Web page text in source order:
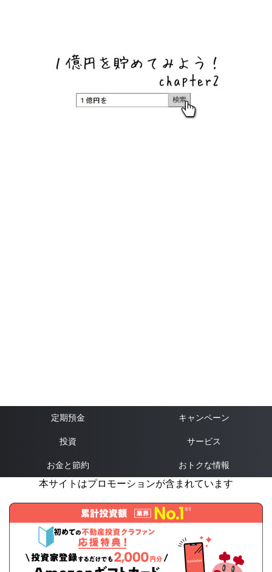
定期預金 キャンペーン
投資 サービス
お金と節約 おトクな情報
本サイトはプロモーションが含まれています